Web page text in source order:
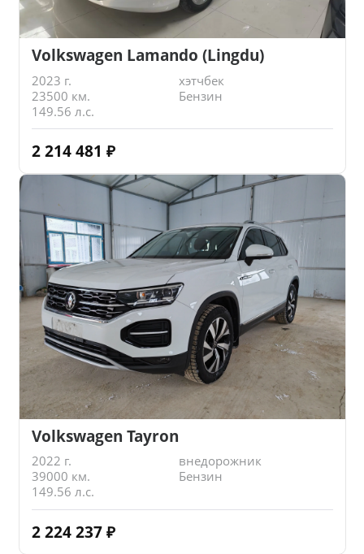
Volkswagen Lamando (Lingdu)
2023 г.
хэтчбек
23500 км.
Бензин
149.56 л.с.
2 214 481 ₽
Volkswagen Tayron
2022 г.
внедорожник
39000 км.
Бензин
149.56 л.с.
2 224 237 ₽